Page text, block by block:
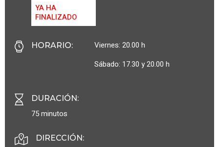
YA HA
FINALIZADO
HORARIO:
Viernes: 20.00 h
Sábado: 17.30 y 20.00 h
DURACIÓN:
75 minutos
DIRECCIÓN: